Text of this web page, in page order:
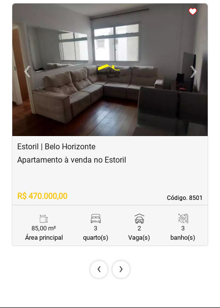
‹Previous ›Next
Estoril | Belo Horizonte
Código. 8501
Código. 8501
Apartamento à venda no Estoril
R$ 470.000,00
85,00 m²
Área principal
3
quarto(s)
2
Vaga(s)
3
banho(s)
‹ ›